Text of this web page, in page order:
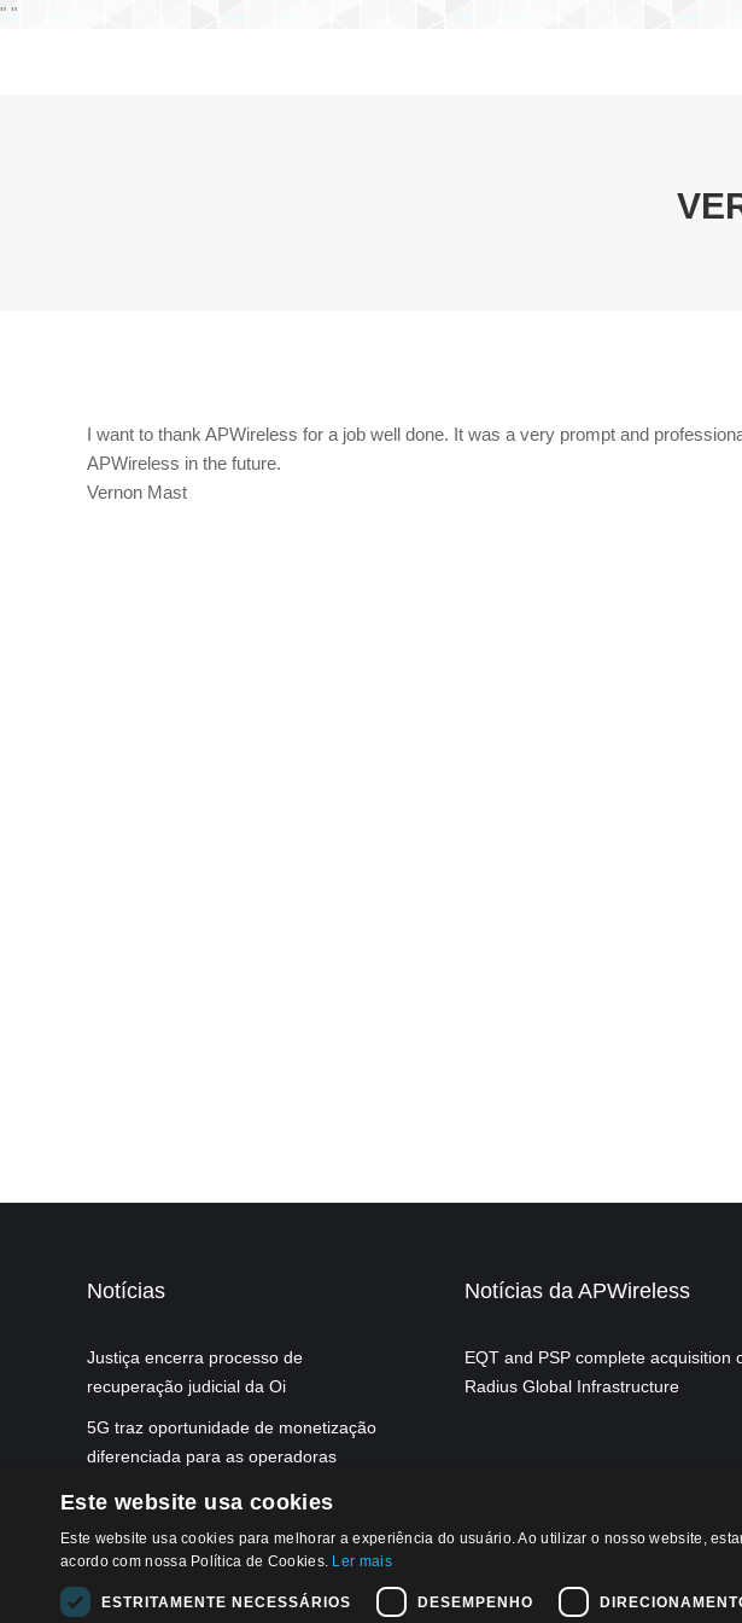
" "
I want to thank APWireless for a job well done. It was a very prompt and
APWireless in the future.
Vernon Mast
Notícias
Justiça encerra processo de
recuperação judicial da Oi
5G traz oportunidade de monetização
diferenciada para as operadoras
Notícias da APWireless
EQT and PSP complete acquisition
Radius Global Infrastructure
Este website usa cookies
Este website usa cookies para melhorar a experiência do usuário. Ao utilizar o nosso website,
acordo com nossa Política de Cookies. Ler mais
ESTRITAMENTE NECESSÁRIOS DESEMPENHO